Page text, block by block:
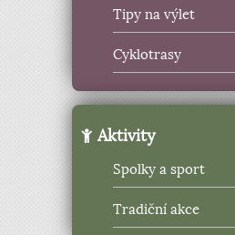
Tipy na výlet
Cyklotrasy
Aktivity
Spolky a sport
Tradiční akce